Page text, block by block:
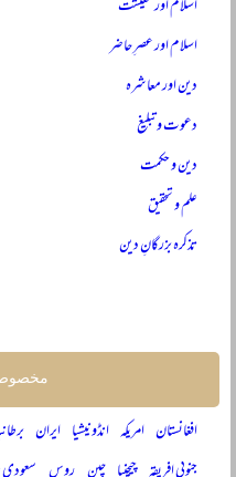
اسلام اور معیشت
اسلام اور عصرِ حاضر
دین اور معاشرہ
دعوت و تبلیغ
دین و حکمت
علم و تحقیق
تذکرہ بزرگانِ دین
افغانستان امریکہ انڈونیشیا ایران